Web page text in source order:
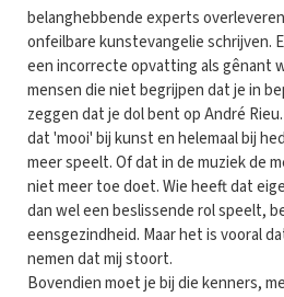
belanghebbende experts
onfeilbare kunstevangelie schrijven.
een incorrecte opvatting als gênant
mensen die niet begrijpen dat je in
zeggen dat je dol bent op André
dat 'mooi' bij kunst en helemaal bij
meer speelt. Of dat in de muziek de
niet meer toe doet. Wie heeft dat
dan wel een beslissende rol speelt,
eensgezindheid. Maar het is vooral
nemen dat mij stoort.
Bovendien moet je bij die kenners,